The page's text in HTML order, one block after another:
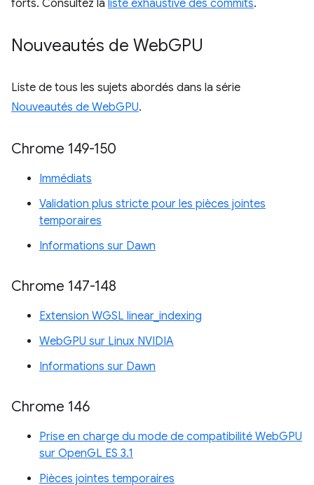
forts. Consultez la liste exhaustive des commits.
Nouveautés de WebGPU
Liste de tous les sujets abordés dans la série
Nouveautés de WebGPU.
Chrome 149-150
Immédiats
Validation plus stricte pour les pièces jointes
temporaires
Informations sur Dawn
Chrome 147-148
Extension WGSL linear_indexing
WebGPU sur Linux NVIDIA
Informations sur Dawn
Chrome 146
Prise en charge du mode de compatibilité WebGPU
sur OpenGL ES 3.1
Pièces jointes temporaires